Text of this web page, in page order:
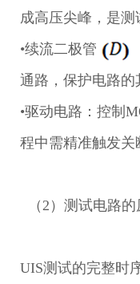
成高压尖峰，是测
•续流二极管
通路，保护电路的
•驱动电路：控制
程中需精准触发关
（2）测试电路
UIS测试的完整时